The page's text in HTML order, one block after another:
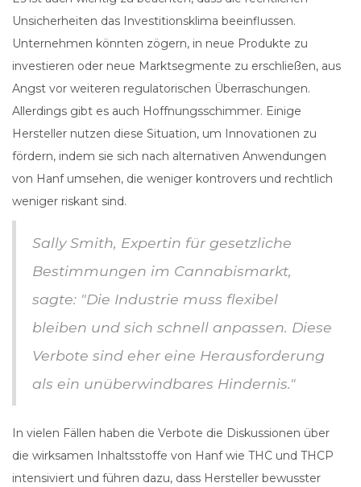
Unsicherheiten das Investitionsklima beeinflussen.
Unternehmen könnten zögern, in neue Produkte zu
investieren oder neue Marktsegmente zu erschließen, aus
Angst vor weiteren regulatorischen Überraschungen.
Allerdings gibt es auch Hoffnungsschimmer. Einige
Hersteller nutzen diese Situation, um Innovationen zu
fördern, indem sie sich nach alternativen Anwendungen
von Hanf umsehen, die weniger kontrovers und rechtlich
weniger riskant sind.
Sally Smith, Expertin für gesetzliche
Bestimmungen im Cannabismarkt,
sagte: "Die Industrie muss flexibel
bleiben und sich schnell anpassen. Diese
Verbote sind eher eine Herausforderung
als ein unüberwindbares Hindernis."
In vielen Fällen haben die Verbote die Diskussionen über
die wirksamen Inhaltsstoffe von Hanf wie THC und THCP
intensiviert und führen dazu, dass Hersteller bewusster